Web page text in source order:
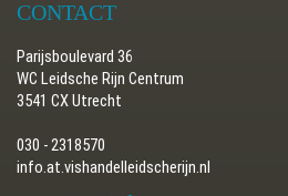
CONTACT
Parijsboulevard 36
WC Leidsche Rijn Centrum
3541 CX Utrecht
030 - 2318570
info.at.vishandelleidscherijn.nl